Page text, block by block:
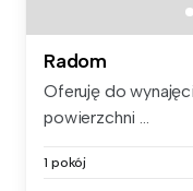
Radom
Oferuję do
powierzchni ...
1 pokój